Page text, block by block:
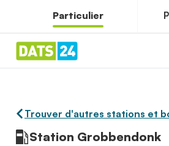
Particulier
Trouver d'autres stations et
Station Grobbendonk